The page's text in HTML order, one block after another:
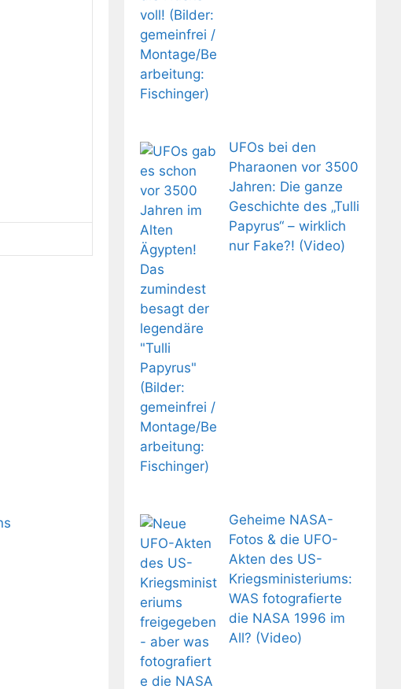
UFOs bei den
Pharaonen vor 3500
Jahren: Die ganze
Geschichte des „Tulli
Papyrus“ – wirklich
nur Fake?! (Video)
Geheime NASA-
Fotos & die UFO-
Akten des US-
Kriegsministeriums:
WAS fotografierte
die NASA 1996 im
All? (Video)